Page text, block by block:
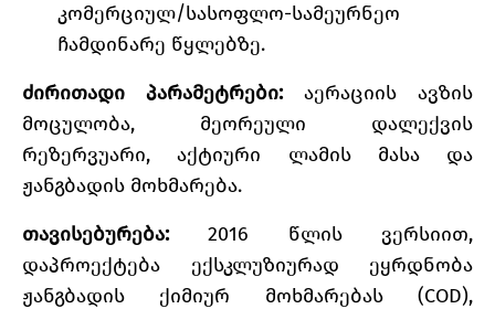
კომერციულ/სასოფლო-სამეურნეო
ჩამდინარე წყლებზე.
ძირითადი პარამეტრები:აერაციის ავზის
მოცულობა, მეორეული დალექვის
რეზერვუარი, აქტიური ლამის მასა და
ჟანგბადის მოხმარება.
თავისებურება:2016 წლის ვერსიით,
დაპროექტება ექსკლუზიურად ეყრდნობა
ჟანგბადის ქიმიურ მოხმარებას (COD),